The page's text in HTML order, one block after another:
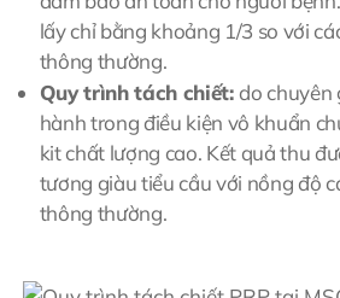
lấy chỉ bằng khoảng 1/3 so với
thông thường.
Quy trình tách chiết:do chuyên
hành trong điều kiện vô khuẩn
kit chất lượng cao. Kết quả thu
tương giàu tiểu cầu với nồng độ
thông thường.